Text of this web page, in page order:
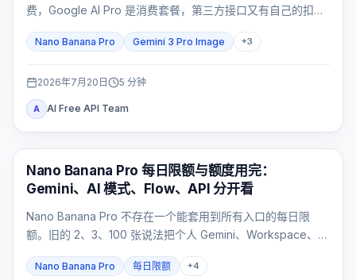
费，Google AI Pro 是消费套餐，第三方接口又有自己的扣费
Nano Banana Pro Gemini 3 Pro Image +3
2026年7月20日 5 分钟
A AI Free API Team
AI 图片生成
Nano Banana Pro 每日限额与额度用完：
Gemini、AI 模式、Flow、API 分开看
Nano Banana Pro 不存在一个能套用到所有入口的每日限
额。旧的 2、3、100 张说法把个人 Gemini、Workspace、AI
口，再查看对应计量器。
Nano Banana Pro 每日限额 +4